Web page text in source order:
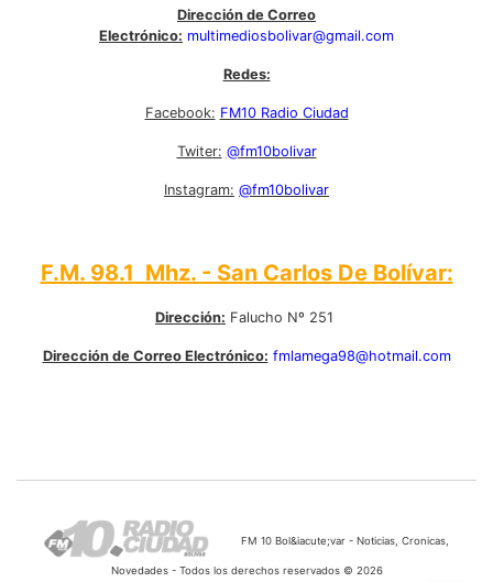
Dirección de Correo
Electrónico: multimediosbolivar@gmail.com
Redes:
Facebook: FM10 Radio Ciudad
Twiter: @fm10bolivar
Instagram: @fm10bolivar
F.M. 98.1 Mhz. - San Carlos De Bolívar:
Dirección: Falucho Nº 251
Dirección de Correo Electrónico: fmlamega98@hotmail.com
FM 10 Bol&iacute;var - Noticias, Cronicas,
Novedades - Todos los derechos reservados © 2026